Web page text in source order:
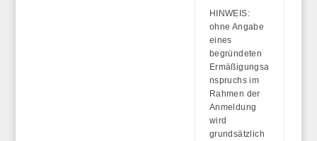
HINWEIS:
ohne Angabe
eines
begründeten
Ermäßigungsa
nspruchs im
Rahmen der
Anmeldung
wird
grundsätzlich